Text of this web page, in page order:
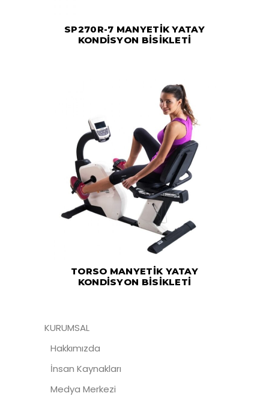
SP270R-7 MANYETİK YATAY
KONDİSYON BİSİKLETİ
TORSO MANYETİK YATAY
KONDİSYON BİSİKLETİ
KURUMSAL
Hakkımızda
İnsan Kaynakları
Medya Merkezi